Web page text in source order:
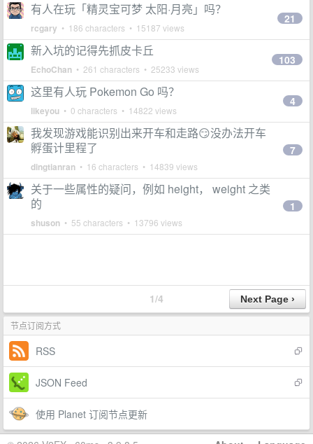
有人在玩「精灵宝可梦 太阳·月亮」吗？
rcgary • 186 characters • 15187 views
21
新入坑的记得先抓皮卡丘
EchoChan • 261 characters • 25233 views
103
这里有人玩 Pokemon Go 吗？
likeyou • 0 characters • 14822 views
4
我发现游戏能识别出来开车和走路😏没办法开车
孵蛋计里程了
dingtianran • 16 characters • 14839 views
7
关于一些属性的疑问，例如 height， weight 之类
的
shuson • 55 characters • 13796 views
1
1/4
节点订阅方式
RSS
JSON Feed
使用 Planet 订阅节点更新